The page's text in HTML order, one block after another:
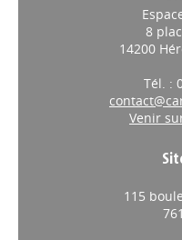
8
14200
Tél. :
Venir
115